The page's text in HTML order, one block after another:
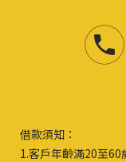
借款須知：
1.客戶年齡滿20至60